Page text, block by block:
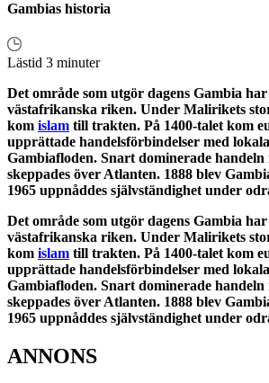
Gambias historia
Lästid 3 minuter
Det område som utgör dagens Gambia
västafrikanska riken. Under Malirikets
kom islam till trakten. På 1400-talet kom
upprättade handelsförbindelser med
Gambiafloden. Snart dominerade handeln
skeppades över Atlanten. 1888 blev
1965 uppnåddes självständighet under
Det område som utgör dagens Gambia
västafrikanska riken. Under Malirikets
kom islam till trakten. På 1400-talet kom
upprättade handelsförbindelser med
Gambiafloden. Snart dominerade handeln
skeppades över Atlanten. 1888 blev
1965 uppnåddes självständighet under
ANNONS